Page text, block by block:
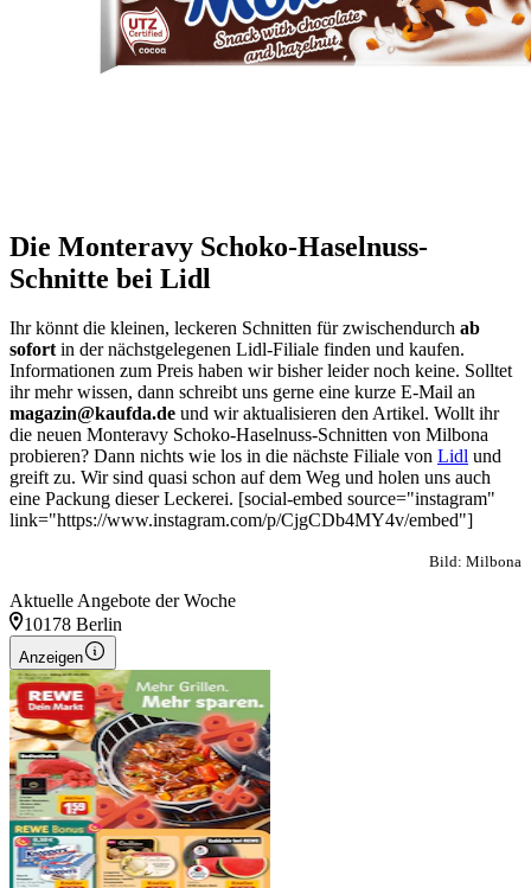
Die Monteravy Schoko-Haselnuss-
Schnitte bei Lidl
Ihr könnt die kleinen, leckeren Schnitten für zwischendurch ab
sofortin der nächstgelegenen Lidl-Filiale finden und kaufen.
Informationen zum Preis haben wir bisher leider noch keine. Solltet
ihr mehr wissen, dann schreibt uns gerne eine kurze E-Mail an
magazin@kaufda.de und wir aktualisieren den Artikel. Wollt ihr
die neuen Monteravy Schoko-Haselnuss-Schnitten von Milbona
probieren? Dann nichts wie los in die nächste Filiale von Lidl und
greift zu. Wir sind quasi schon auf dem Weg und holen uns auch
eine Packung dieser Leckerei. [social-embed source="instagram"
link="https://www.instagram.com/p/CjgCDb4MY4v/embed"]
Bild: Milbona
Aktuelle Angebote der Woche
10178 Berlin
Anzeigen